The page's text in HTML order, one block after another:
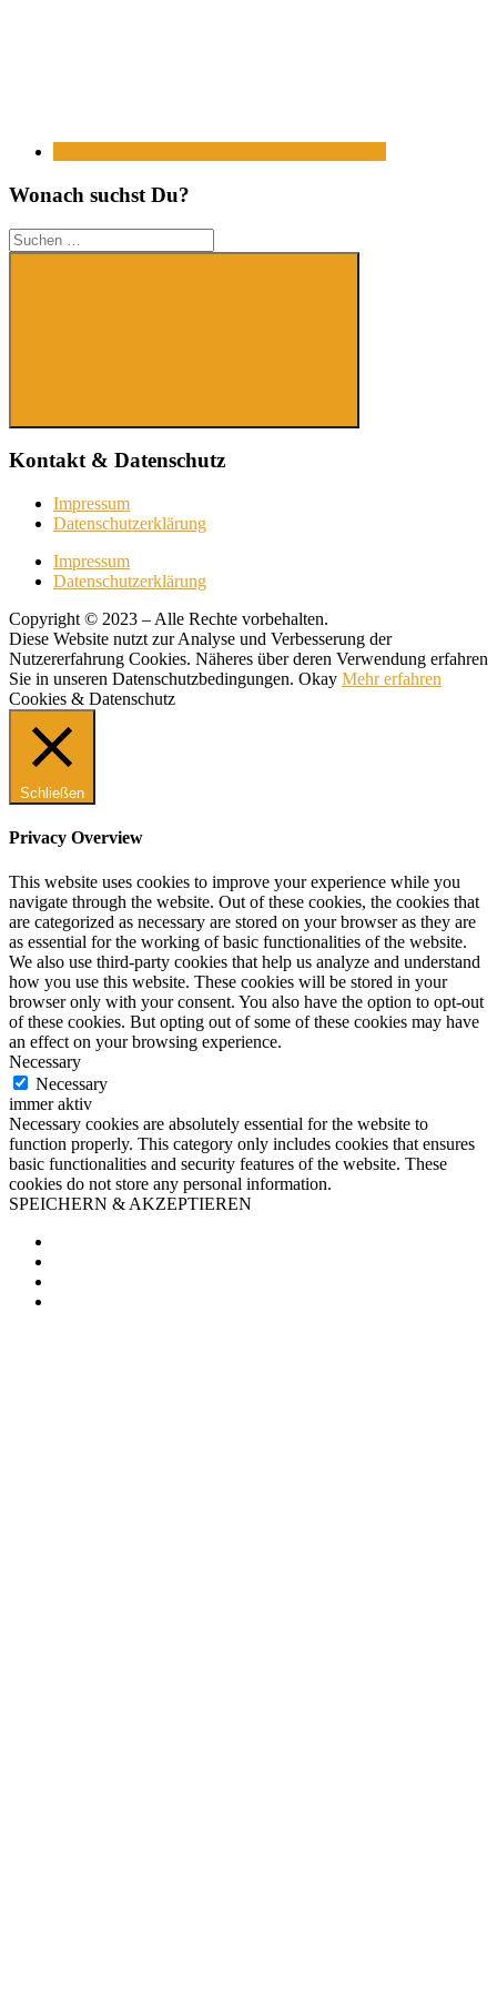
Wonach suchst Du?
Suchen
nach:
Suchen
Kontakt & Datenschutz
Impressum
Datenschutzerklärung
Impressum
Datenschutzerklärung
Copyright © 2023 – Alle Rechte vorbehalten.
Diese Website nutzt zur Analyse und Verbesserung der
Nutzererfahrung Cookies. Näheres über deren Verwendung erfahren
Sie in unseren Datenschutzbedingungen. Okay Mehr erfahren
Cookies & Datenschutz
Schließen
Privacy Overview
This website uses cookies to improve your experience while you
navigate through the website. Out of these cookies, the cookies that
are categorized as necessary are stored on your browser as they are
as essential for the working of basic functionalities of the website.
We also use third-party cookies that help us analyze and understand
how you use this website. These cookies will be stored in your
browser only with your consent. You also have the option to opt-out
of these cookies. But opting out of some of these cookies may have
an effect on your browsing experience.
Necessary
Necessary
immer aktiv
Necessary cookies are absolutely essential for the website to
function properly. This category only includes cookies that ensures
basic functionalities and security features of the website. These
cookies do not store any personal information.
SPEICHERN & AKZEPTIEREN